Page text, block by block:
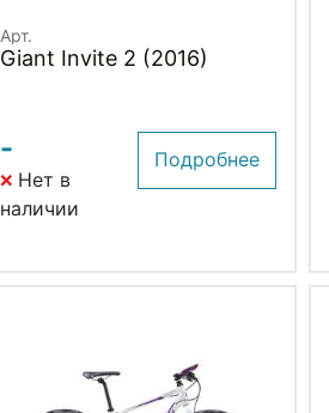
Арт.
Giant Invite 2 (2016)
-
Нет в
наличии
Подробнее